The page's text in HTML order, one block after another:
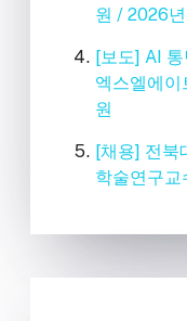
원 / 2026
[보도] AI
엑스엘에이
원
[채용] 전북
학술연구교